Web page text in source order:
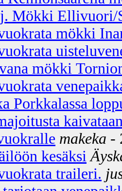
Mökki Ellivuori/
mökki
mökki
Porkkalassa
makeka -
kesäksi
traileri.